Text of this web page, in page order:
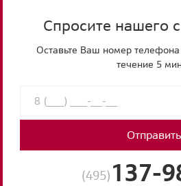
Спросите нашего
Оставьте Ваш номер
течение 5
Отправить
(495) 137-